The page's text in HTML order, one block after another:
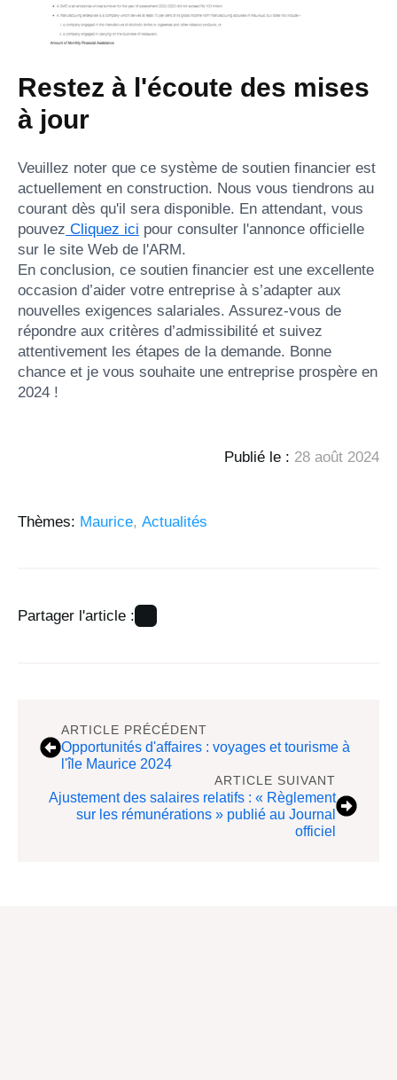
Restez à l'écoute des mises
à jour
Veuillez noter que ce système de soutien financier est
actuellement en construction. Nous vous tiendrons au
courant dès qu'il sera disponible. En attendant, vous
pouvez Cliquez ici pour consulter l'annonce officielle
sur le site Web de l'ARM.
En conclusion, ce soutien financier est une excellente
occasion d’aider votre entreprise à s’adapter aux
nouvelles exigences salariales. Assurez-vous de
répondre aux critères d’admissibilité et suivez
attentivement les étapes de la demande. Bonne
chance et je vous souhaite une entreprise prospère en
2024 !
Publié le : 28 août 2024
Thèmes: Maurice Actualités
Partager l'article :
ARTICLE PRÉCÉDENT
Opportunités d'affaires : voyages et tourisme à
l'île Maurice 2024
ARTICLE SUIVANT
Ajustement des salaires relatifs : « Règlement
sur les rémunérations » publié au Journal
officiel